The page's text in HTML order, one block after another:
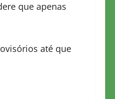
que apenas
até que